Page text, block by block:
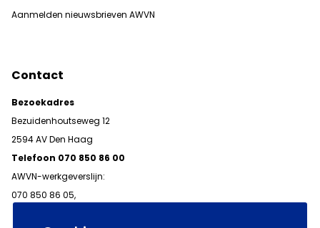
Aanmelden nieuwsbrieven AWVN
Contact
Bezoekadres
Bezuidenhoutseweg 12
2594 AV Den Haag
Telefoon 070 850 86 00
AWVN-werkgeverslijn:
070 850 86 05,